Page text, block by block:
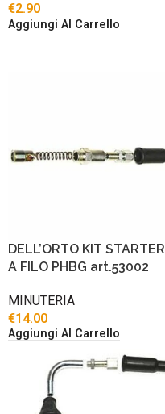
€2.90
Aggiungi Al Carrello
DELL’ORTO KIT STARTER
A FILO PHBG art.53002
MINUTERIA
€14.00
Aggiungi Al Carrello